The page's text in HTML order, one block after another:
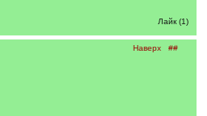
Лайк (1)
Наверх ##